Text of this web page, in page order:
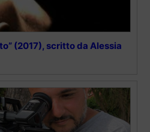
(2017), scritto da Alessia